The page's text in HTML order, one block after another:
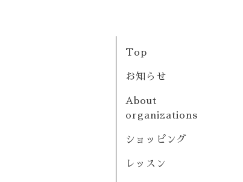
Top
お知らせ
About
organizations
ショッピング
レッスン